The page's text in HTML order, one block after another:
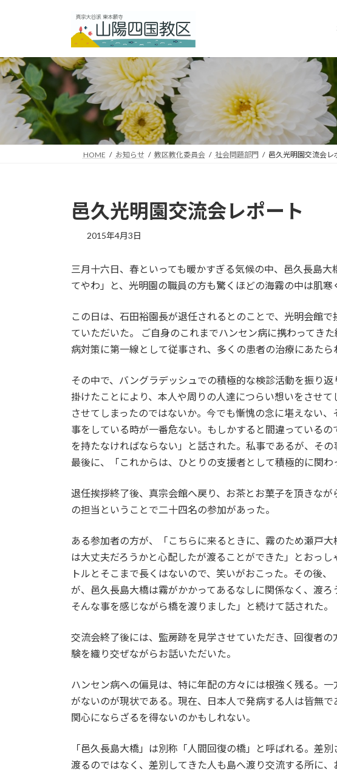
ツ
へ
シ
ョ
HOME お知らせ 教区教化委員会 社会問題部門 邑久光明園交流会レ
邑久光明園交流会レポート
2015年4月3日
三月十六日、春といっても暖かすぎる気候の中、邑久長島
てやわ」と、光明園の職員の方も驚くほどの海霧の中は肌寒
この日は、石田裕園長が退任されるとのことで、光明会館
ていただいた。 ご自身のこれまでハンセン病に携わってき
病対策に第一線として従事され、多くの患者の治療にあたら
その中で、バングラデッシュでの積極的な検診活動を振り
掛けたことにより、本人や周りの人達につらい想いをさせ
させてしまったのではないか。今でも慚愧の念に堪えない
事をしている時が一番危ない。もしかすると間違っている
を持たなければならない」と話された。私事であるが、その
最後に、「これからは、ひとりの支援者として積極的に関わ
退任挨拶終了後、真宗会館へ戻り、お茶とお菓子を頂きな
の担当ということで二十四名の参加があった。
ある参加者の方が、「こちらに来るときに、霧のため瀬戸
は大丈夫だろうかと心配したが渡ることができた」とおっ
トルとそこまで長くはないので、笑いがおこった。その後
が、邑久長島大橋は霧がかかってあるなしに関係なく、渡ろ
そんな事を感じながら橋を渡りました」と続けて話された。
交流会終了後には、監房跡を見学させていただき、回復者
験を織り交ぜながらお話いただいた。
ハンセン病への偏見は、特に年配の方々には根強く残る。
がないのが現状である。現在、日本人で発病する人は皆無
関心にならざるを得ないのかもしれない。
「邑久長島大橋」は別称「人間回復の橋」と呼ばれる。差
渡るのではなく、差別してきた人も島へ渡り交流する所に、